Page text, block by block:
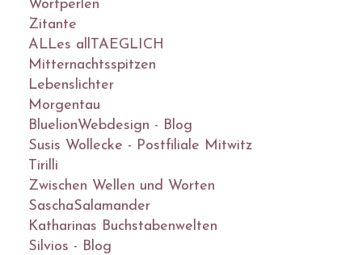
Wortperlen
Zitante
ALLes allTAEGLICH
Mitternachtsspitzen
Lebenslichter
Morgentau
BluelionWebdesign - Blog
Susis Wollecke - Postfiliale Mitwitz
Tirilli
Zwischen Wellen und Worten
SaschaSalamander
Katharinas Buchstabenwelten
Silvios - Blog